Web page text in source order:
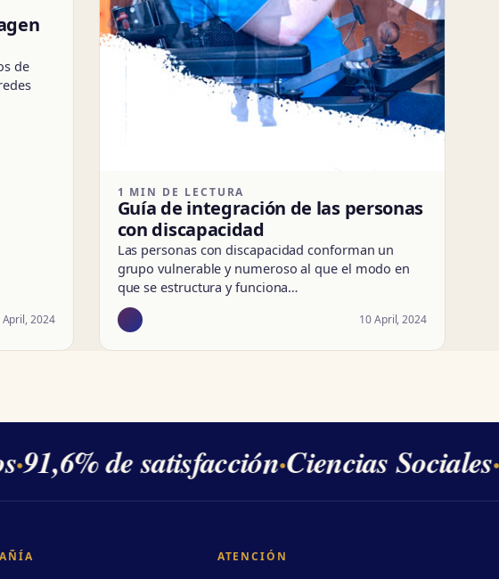
de
April, 2024
1 MIN DE LECTURA
Guía de integración de las personas
con discapacidad
Las personas con discapacidad conforman un
grupo vulnerable y numeroso al que el modo en
que se estructura y funciona…
10 April, 2024
91,6% de satisfacción·Ciencias Sociales·
ATENCIÓN